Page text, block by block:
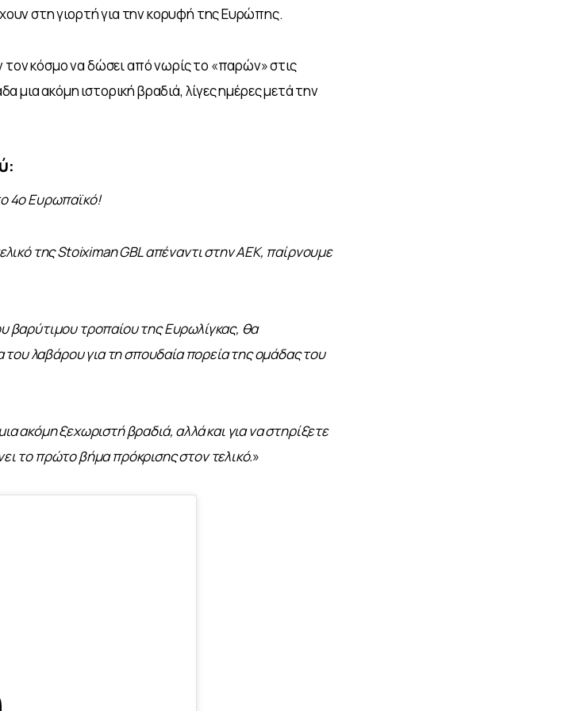
στη γιορτή για την κορυφή της Ευρώπης.
κόσμο να δώσει από νωρίς το «παρών» στις
μια ακόμη ιστορική βραδιά, λίγες ημέρες μετά την
4ο Ευρωπαϊκό!
της Stoiximan GBL απέναντι στην AEK, παίρνουμε
βαρύτιμου τροπαίου της Ευρωλίγκας, θα
λαβάρου για τη σπουδαία πορεία της ομάδας του
ακόμη ξεχωριστή βραδιά, αλλά και για να στηρίξετε
το πρώτο βήμα πρόκρισης στον τελικό.»